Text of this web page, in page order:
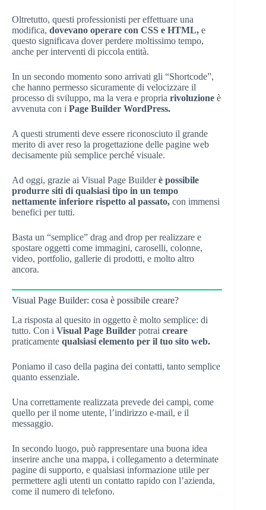
Oltretutto, questi professionisti per effettuare una
modifica, dovevano operare con CSS e HTML, e
questo significava dover perdere moltissimo tempo,
anche per interventi di piccola entità.
In un secondo momento sono arrivati gli “Shortcode”,
che hanno permesso sicuramente di velocizzare il
processo di sviluppo, ma la vera e propria rivoluzione è
avvenuta con i Page Builder WordPress.
A questi strumenti deve essere riconosciuto il grande
merito di aver reso la progettazione delle pagine web
decisamente più semplice perché visuale.
Ad oggi, grazie ai Visual Page Builderè possibile
produrre siti di qualsiasi tipo in un tempo
nettamente inferiore rispetto al passato, con immensi
benefici per tutti.
Basta un “semplice” drag and drop per realizzare e
spostare oggetti come immagini, caroselli, colonne,
video, portfolio, gallerie di prodotti, e molto altro
ancora.
Visual Page Builder: cosa è possibile creare?
La risposta al quesito in oggetto è molto semplice: di
tutto. Con i Visual Page Builder potrai creare
praticamente qualsiasi elemento per il tuo sito web.
Poniamo il caso della pagina dei contatti, tanto semplice
quanto essenziale.
Una correttamente realizzata prevede dei campi, come
quello per il nome utente, l’indirizzo e-mail, e il
messaggio.
In secondo luogo, può rappresentare una buona idea
inserire anche una mappa, i collegamento a determinate
pagine di supporto, e qualsiasi informazione utile per
permettere agli utenti un contatto rapido con l’azienda,
come il numero di telefono.